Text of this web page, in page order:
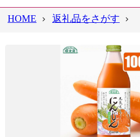
HOME 返礼品をさがす